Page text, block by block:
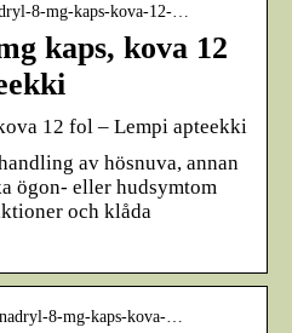
8-mg-kaps-kova-12-…
kaps, kova 12
12 fol – Lempi apteekki
av hösnuva, annan
ögon- eller hudsymtom
och klåda
8-mg-kaps-kova-…